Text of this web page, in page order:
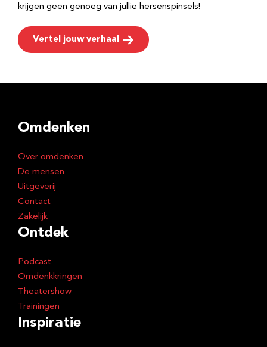
krijgen geen genoeg van jullie hersenspinsels!
Vertel jouw verhaal
Omdenken
Over omdenken
De mensen
Uitgeverij
Contact
Zakelijk
Ontdek
Podcast
Omdenkkringen
Theatershow
Trainingen
Inspiratie